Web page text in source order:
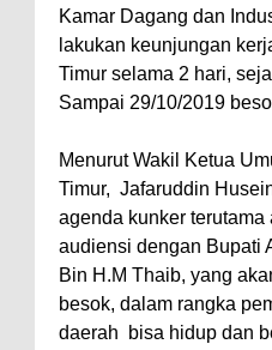
Kamar Dagang dan
lakukan keunjungan
Timur selama 2 hari,
Sampai 29/10/2019
Menurut Wakil Ketua
Timur, Jafaruddin
agenda kunker terutama
audiensi dengan Bupati
Bin H.M Thaib, yang
besok, dalam rangka
daerah bisa hidup dan